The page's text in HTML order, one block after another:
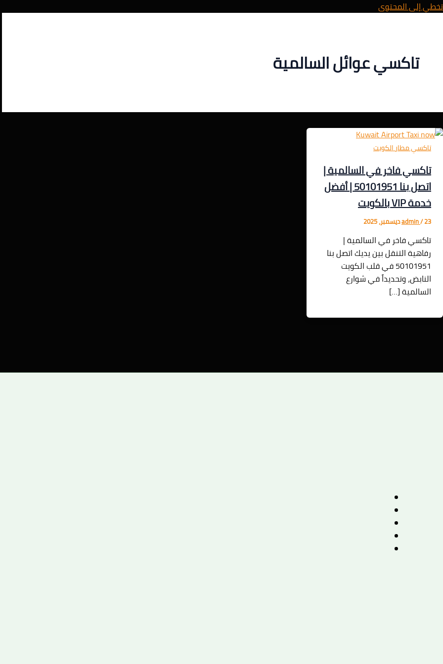
تخطي إلى المحتوى
تاكسي عوائل السالمية
تاكسي مطار الكويت
تاكسي فاخر في السالمية |
اتصل بنا 50101951 | أفضل
خدمة VIP بالكويت
admin/23 ديسمبر، 2025
تاكسي فاخر في السالمية |
رفاهية التنقل بين يديك اتصل بنا
50101951 في قلب الكويت
النابض، وتحديداً في شوارع
السالمية […]